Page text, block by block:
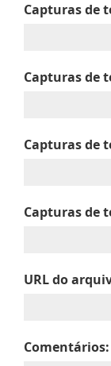
Capturas de
Capturas de
Capturas de
Capturas de
URL do
Comentários: